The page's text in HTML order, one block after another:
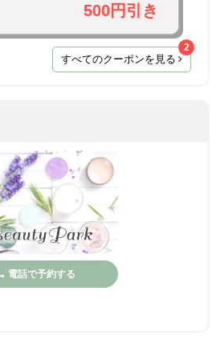
500円引き
すべてのクーポンを見る
2
電話で予約する